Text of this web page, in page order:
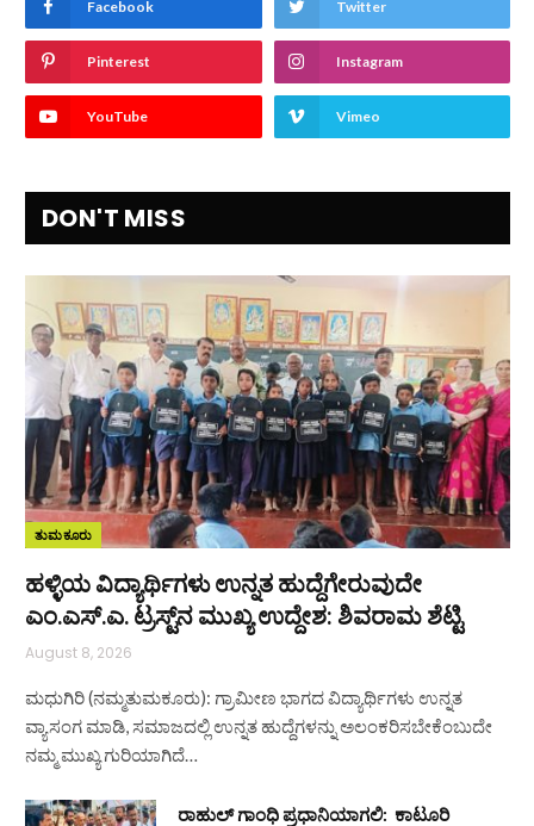
Facebook Twitter
Pinterest Instagram
YouTube Vimeo
DON'T MISS
ತುಮಕೂರು
ಹಳ್ಳಿಯ ವಿದ್ಯಾರ್ಥಿಗಳು ಉನ್ನತ ಹುದ್ದೆಗೇರುವುದೇ
ಎಂ.ಎಸ್.ಎ. ಟ್ರಸ್ಟ್‌ನ ಮುಖ್ಯ ಉದ್ದೇಶ: ಶಿವರಾಮ ಶೆಟ್ಟಿ
August 8, 2026
ಮಧುಗಿರಿ (ನಮ್ಮತುಮಕೂರು): ಗ್ರಾಮೀಣ ಭಾಗದ ವಿದ್ಯಾರ್ಥಿಗಳು ಉನ್ನತ
ವ್ಯಾಸಂಗ ಮಾಡಿ, ಸಮಾಜದಲ್ಲಿ ಉನ್ನತ ಹುದ್ದೆಗಳನ್ನು ಅಲಂಕರಿಸಬೇಕೆಂಬುದೇ
ನಮ್ಮ ಮುಖ್ಯ ಗುರಿಯಾಗಿದೆ…
ರಾಹುಲ್ ಗಾಂಧಿ ಪ್ರಧಾನಿಯಾಗಲಿ: ಕಾಟೂರಿ